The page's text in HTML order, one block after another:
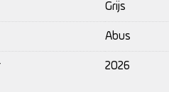
Grijs
Abus
2026